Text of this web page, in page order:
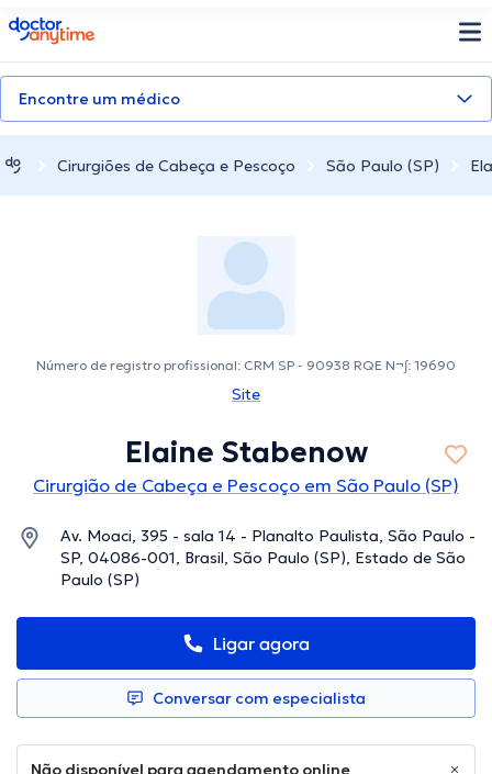
doctoranytime
Encontre um médico
Cirurgiões de Cabeça e Pescoço São Paulo (SP)
Número de registro profissional: CRM SP - 90938 RQE N¬∫: 19690
Site
Elaine Stabenow
Cirurgião de Cabeça e Pescoço em São Paulo (SP)
Av. Moaci, 395 - sala 14 - Planalto Paulista, São Paulo -
SP, 04086-001, Brasil, São Paulo (SP), Estado de São
Paulo (SP)
Ligar agora
Conversar com especialista
Não disponível para agendamento online